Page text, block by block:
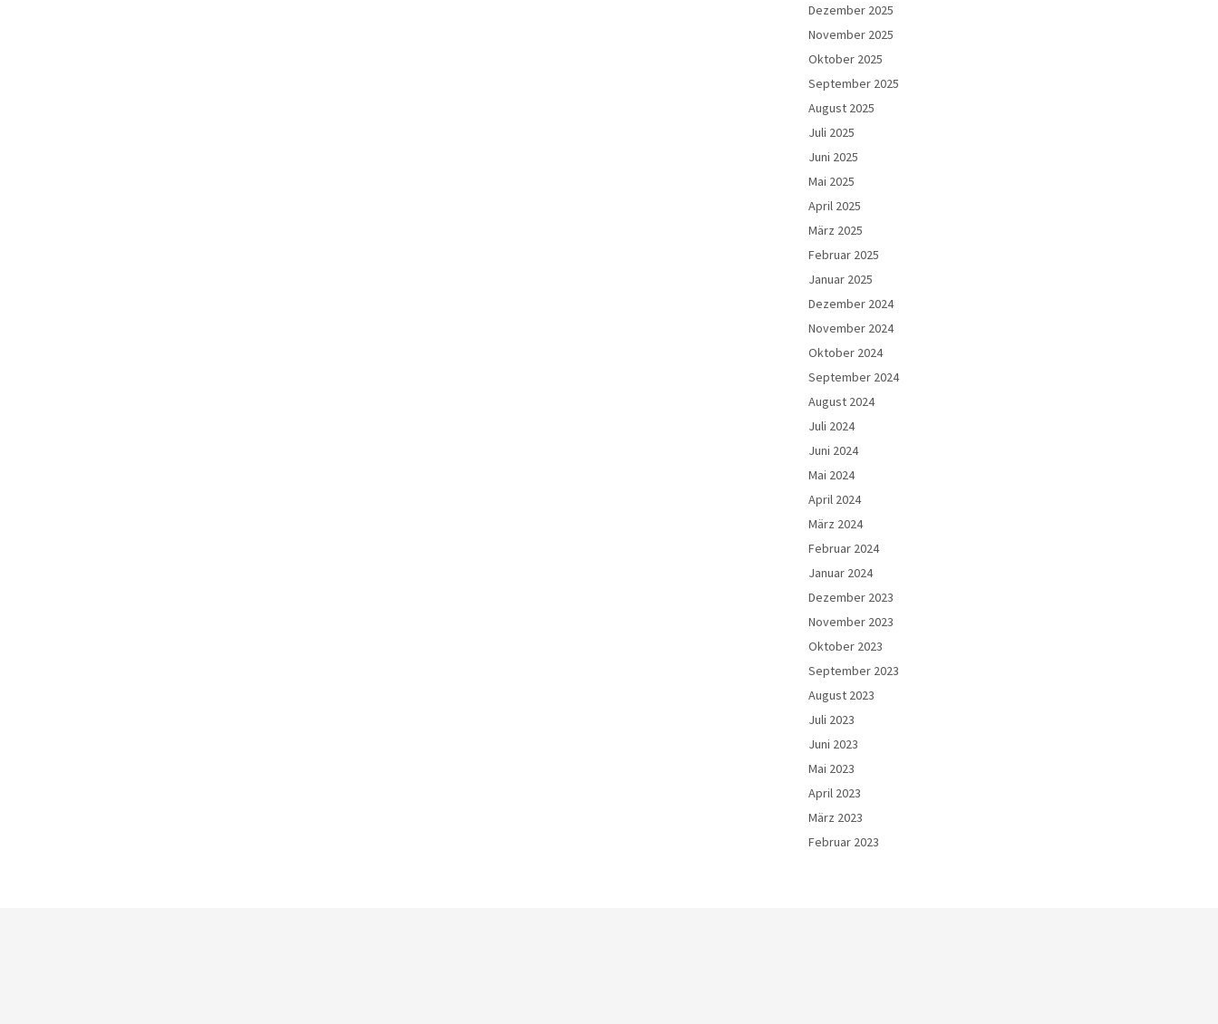
Dezember 2025
November 2025
Oktober 2025
September 2025
August 2025
Juli 2025
Juni 2025
Mai 2025
April 2025
März 2025
Februar 2025
Januar 2025
Dezember 2024
November 2024
Oktober 2024
September 2024
August 2024
Juli 2024
Juni 2024
Mai 2024
April 2024
März 2024
Februar 2024
Januar 2024
Dezember 2023
November 2023
Oktober 2023
September 2023
August 2023
Juli 2023
Juni 2023
Mai 2023
April 2023
März 2023
Februar 2023